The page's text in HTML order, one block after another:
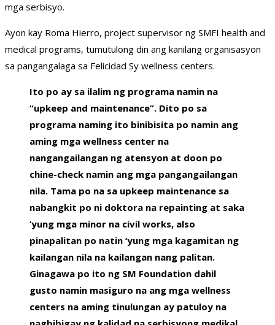
mga serbisyo.
Ayon kay Roma Hierro, project supervisor ng SMFI health and
medical programs, tumutulong din ang kanilang organisasyon
sa pangangalaga sa Felicidad Sy wellness centers.
Ito po ay sa ilalim ng programa namin na
“upkeep and maintenance”. Dito po sa
programa naming ito binibisita po namin ang
aming mga wellness center na
nangangailangan ng atensyon at doon po
chine-check namin ang mga pangangailangan
nila. Tama po na sa upkeep maintenance sa
nabangkit po ni doktora na repainting at saka
‘yung mga minor na civil works, also
pinapalitan po natin ‘yung mga kagamitan ng
kailangan nila na kailangan nang palitan.
Ginagawa po ito ng SM Foundation dahil
gusto namin masiguro na ang mga wellness
centers na aming tinulungan ay patuloy na